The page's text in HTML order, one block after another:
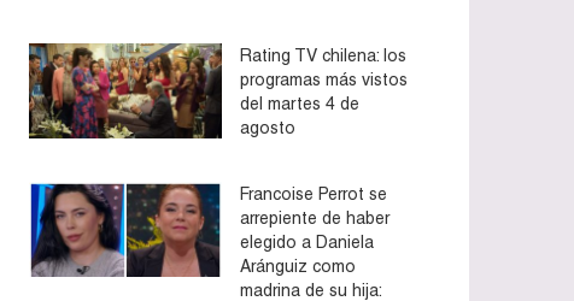
Rating TV chilena: los
programas más vistos
del martes 4 de
agosto
Francoise Perrot se
arrepiente de haber
elegido a Daniela
Aránguiz como
madrina de su hija: